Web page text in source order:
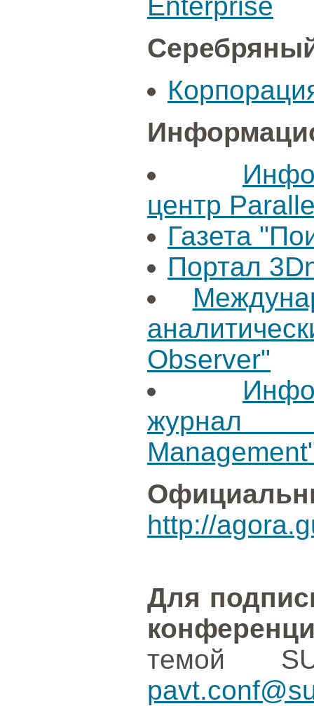
центр
Газета
Портал
Observer"
журнал
http://
Для
темой